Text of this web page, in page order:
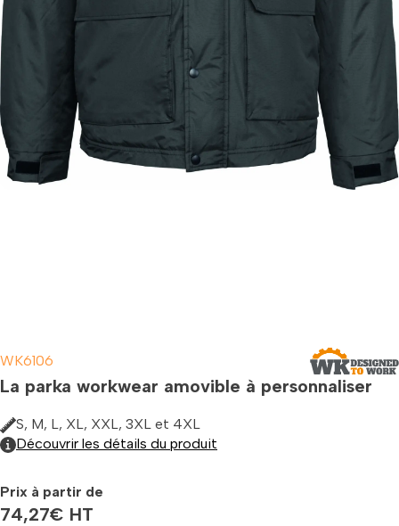
WK6106
La parka workwear amovible à personnaliser
S, M, L, XL, XXL, 3XL et 4XL
Découvrir les détails du produit
Prix à partir de
74,27€ HT